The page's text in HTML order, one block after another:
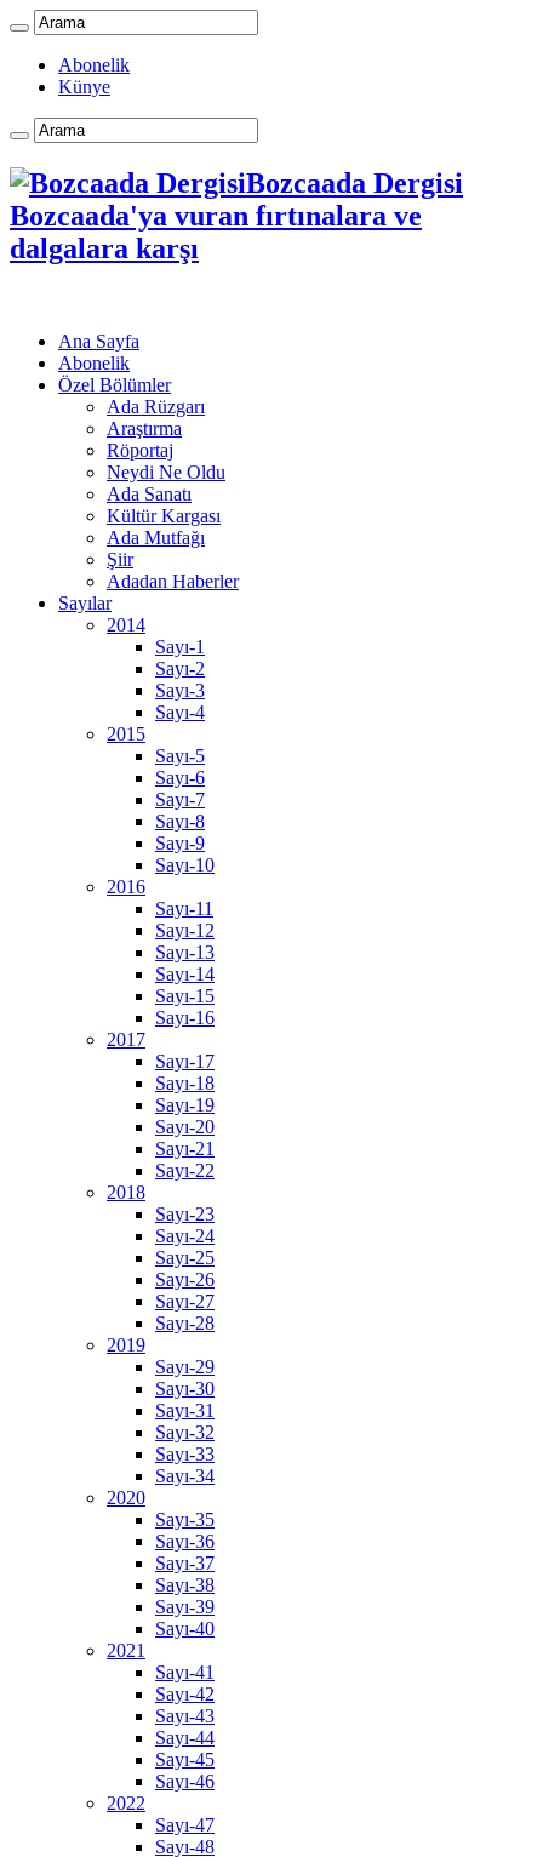
Abonelik
Künye
Bozcaada Dergisi
Bozcaada'ya vuran fırtınalara ve
dalgalara karşı
Ana Sayfa
Abonelik
Özel Bölümler
Ada Rüzgarı
Araştırma
Röportaj
Neydi Ne Oldu
Ada Sanatı
Kültür Kargası
Ada Mutfağı
Şiir
Adadan Haberler
Sayılar
2014
Sayı-1
Sayı-2
Sayı-3
Sayı-4
2015
Sayı-5
Sayı-6
Sayı-7
Sayı-8
Sayı-9
Sayı-10
2016
Sayı-11
Sayı-12
Sayı-13
Sayı-14
Sayı-15
Sayı-16
2017
Sayı-17
Sayı-18
Sayı-19
Sayı-20
Sayı-21
Sayı-22
2018
Sayı-23
Sayı-24
Sayı-25
Sayı-26
Sayı-27
Sayı-28
2019
Sayı-29
Sayı-30
Sayı-31
Sayı-32
Sayı-33
Sayı-34
2020
Sayı-35
Sayı-36
Sayı-37
Sayı-38
Sayı-39
Sayı-40
2021
Sayı-41
Sayı-42
Sayı-43
Sayı-44
Sayı-45
Sayı-46
2022
Sayı-47
Sayı-48